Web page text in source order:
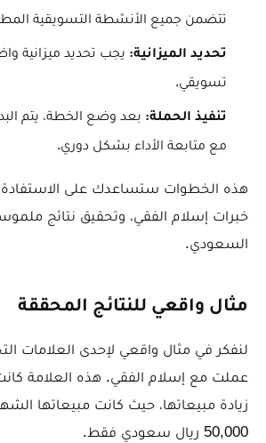
تتضمن جميع الأنشطة التسويقية
تحديد الميزانية: يجب تحديد ميزانية
تسويقي.
تنفيذ الحملة: بعد وضع الخطة، يتم
مع متابعة الأداء بشكل دوري.
هذه الخطوات ستساعدك على
خبرات إسلام الفقي، وتحقيق نتائج
السعودي.
مثال واقعي للنتائج المحققة
لنفكر في مثال واقعي لإحدى العلامات
عملت مع إسلام الفقي. هذه العلامة
زيادة مبيعاتها، حيث كانت مبيعاتها
50,000 ريال سعودي فقط.